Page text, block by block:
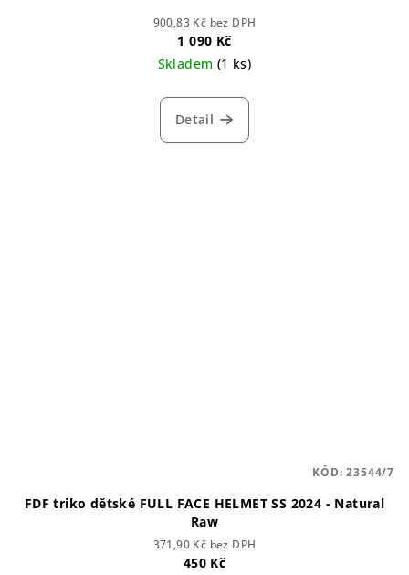
900,83 Kč bez DPH
1 090 Kč
Skladem (1 ks)
Detail
FDF triko dětské FULL FACE HELMET SS 2024 - Natural
Raw
371,90 Kč bez DPH
450 Kč
KÓD:23544/7